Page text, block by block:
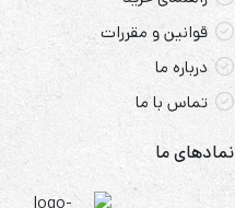
قوانین و مقررات
درباره ما
تماس با ما
نمادهای ما